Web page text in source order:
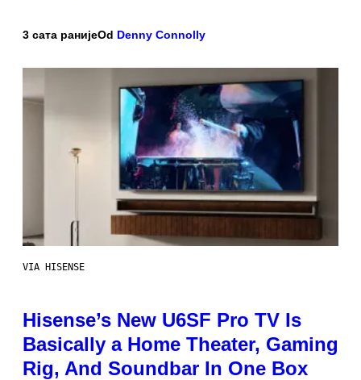
3 сата ранијеOd Denny Connolly
VIA HISENSE
Hisense’s New U6SF Pro TV Is
Basically a Home Theater, Gaming
Rig, And Soundbar In One Box